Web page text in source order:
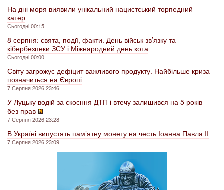
На дні моря виявили унікальний нацистський торпедний
катер
Сьогодні 00:15
8 серпня: свята, події, факти. День військ зв’язку та
кібербезпеки ЗСУ і Міжнародний день кота
Сьогодні 00:00
Світу загрожує дефіцит важливого продукту. Найбільше криза
позначиться на Європі
7 Серпня 2026 23:46
У Луцьку водій за скоєння ДТП і втечу залишився на 5 років
без прав
7 Серпня 2026 23:28
В Україні випустять пам’ятну монету на честь Іоанна Павла II
7 Серпня 2026 23:09